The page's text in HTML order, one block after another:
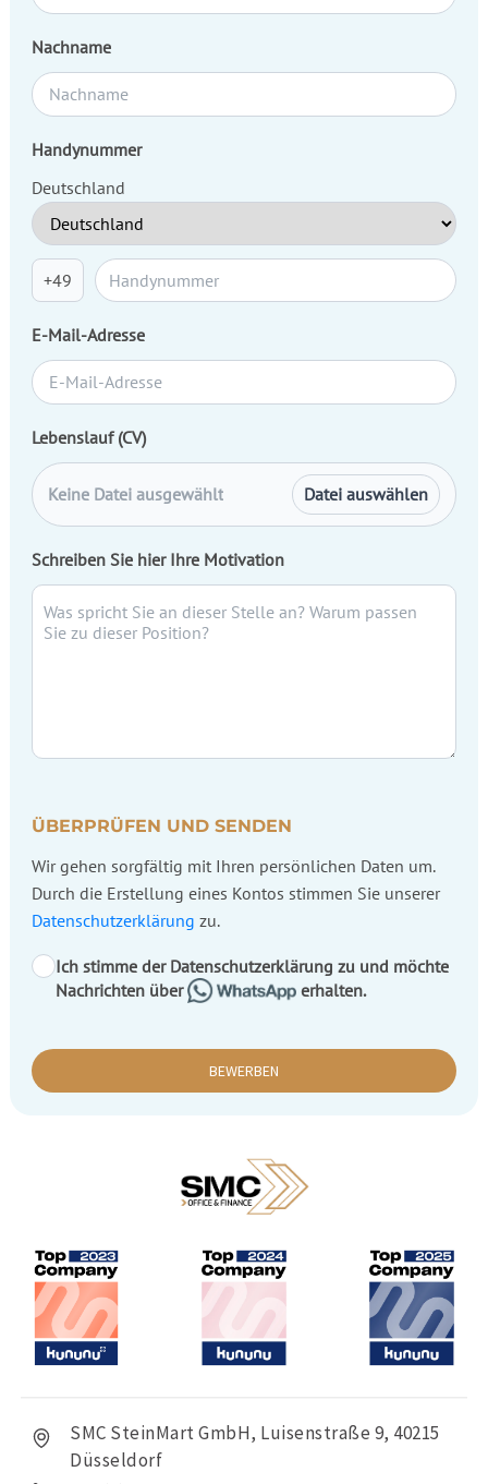
Nachname
Handynummer
Deutschland
+49
E-Mail-Adresse
Lebenslauf (CV)
Keine Datei ausgewählt Datei auswählen
Schreiben Sie hier Ihre Motivation
ÜBERPRÜFEN UND SENDEN
Wir gehen sorgfältig mit Ihren persönlichen Daten um.
Durch die Erstellung eines Kontos stimmen Sie unserer
Datenschutzerklärung zu.
Ich stimme der Datenschutzerklärung zu und möchte
Nachrichten über
erhalten.
BEWERBEN
SMC SteinMart GmbH, Luisenstraße 9, 40215
Düsseldorf